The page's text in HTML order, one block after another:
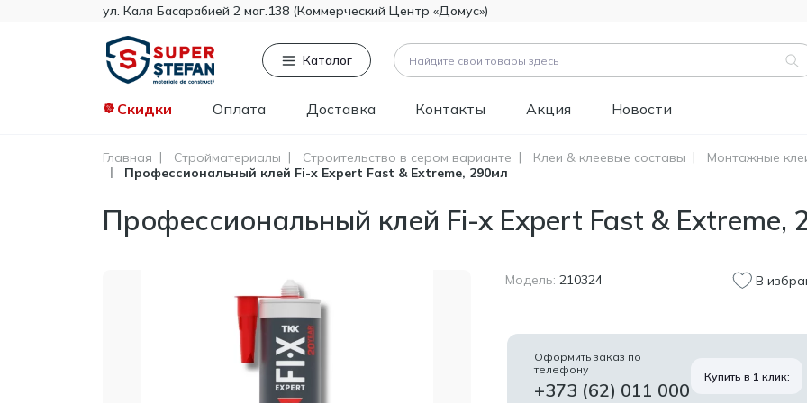
ул. Каля Басарабией 2 маг.138 (Коммерческий Центр «Домус»)
Каталог
Скидки Оплата Доставка Контакты Акция Новости
Часто ищут
Knauf
Тент
Товары (3183)
Битумно-полимерная
гидроизоляция FOME
514.60
силиконовая
Tikkurila Novasil
(база MRA), 2,7л
1 346.60
MDL
Главная Стройматериалы Строительство в сером варианте Клеи & клеевые составы
Монтажные
Профессиональный клей Fi-x Expert Fast & Extreme, 290мл
Профессиональный клей Fi-x Expert Fast & Extreme,
Модель: 210324 В
Оформить заказ по
телефону
+373 (62) 011 000
Купить в 1 клик: